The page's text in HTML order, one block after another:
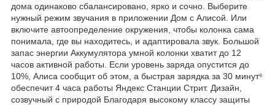
дома одинаково сбалансировано, ярко и сочно. Выберите
нужный режим звучания в приложении Дом с Алисой. Или
включите автоопределение окружения, чтобы колонка сама
понимала, где вы находитесь, и адаптировала звук. Большой
запас энергии Аккумулятора умной колонки хватит до 12
часов активной работы. Если уровень заряда опустится до
10%, Алиса сообщит об этом, а быстрая зарядка за 30 минут⁶
обеспечит 4 часа работы Яндекс Станции Стрит. Дизайн,
созвучный с природой Благодаря высокому классу защиты